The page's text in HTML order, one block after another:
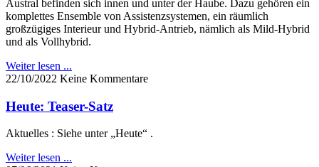
Austral befinden sich innen und unter der Haube. Dazu gehören ein
komplettes Ensemble von Assistenzsystemen, ein räumlich
großzügiges Interieur und Hybrid-Antrieb, nämlich als Mild-Hybrid
und als Vollhybrid.
Weiter lesen ...
22/10/2022 Keine Kommentare
Heute: Teaser-Satz
Aktuelles : Siehe unter „Heute“ .
Weiter lesen ...